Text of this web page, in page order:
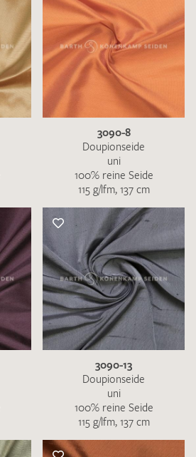
3090-8
Doupionseide
uni
100% reine Seide
115 g/lfm, 137 cm
3090-13
Doupionseide
uni
100% reine Seide
115 g/lfm, 137 cm